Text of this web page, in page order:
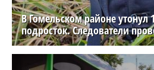
В Гомельском районе утонул
подросток. Следователи